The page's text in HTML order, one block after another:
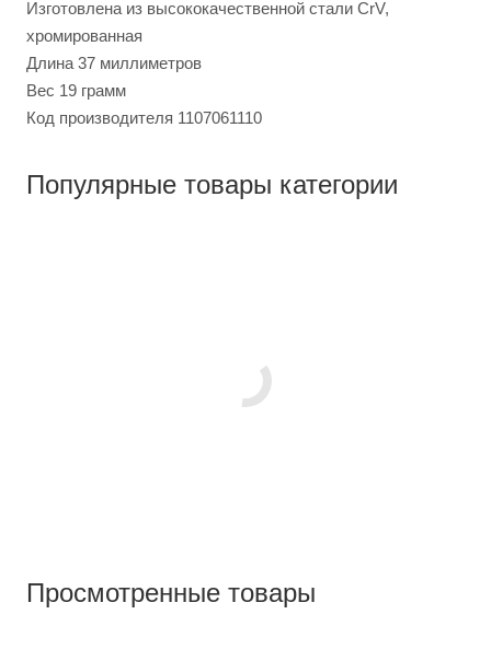
Изготовлена из высококачественной стали CrV,
хромированная
Длина 37 миллиметров
Вес 19 грамм
Код производителя 1107061110
Популярные товары категории
Просмотренные товары